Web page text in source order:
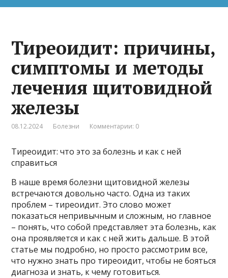
Тиреоидит: причины,
симптомы и методы
лечения щитовидной
железы
08.12.2024 Болезни Комментарии: 0
Тиреоидит: что это за болезнь и как с ней
справиться
В наше время болезни щитовидной железы
встречаются довольно часто. Одна из таких
проблем – тиреоидит. Это слово может
показаться непривычным и сложным, но главное
– понять, что собой представляет эта болезнь, как
она проявляется и как с ней жить дальше. В этой
статье мы подробно, но просто рассмотрим все,
что нужно знать про тиреоидит, чтобы не бояться
диагноза и знать, к чему готовиться.